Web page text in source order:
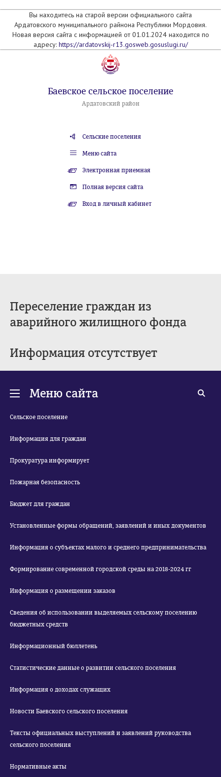
Вы находитесь на старой версии официального сайта
Ардатовского муниципального райнона Республики Мордовия.
Новая версия сайта с информацией от 01.01.2024 находится по
адресу: https://ardatovskij-r13.gosweb.gosuslugi.ru/
Баевское сельское поселение
Ардатовский район
Сельские поселения
Меню сайта
Электронная приемная
Полная версия сайта
Вход в личный кабинет
Переселение граждан из
аварийного жилищного фонда
Информация отсутствует
Меню сайта
Сельское поселение
Информация для граждан
Прокуратура информирует
Пожарная безопасность
Бюджет для граждан
Установленные формы обращений, заявлений и иных документов
Информация о субъектах малого и среднего предпринимательства
Формирование современной городской среды на 2018-2024 гг
Информация о размещении заказов
Сведения об использовании выделяемых сельскому поселению
бюджетных средств
Информационный бюллетень
Статистические данные о развитии сельского поселения
Информация о доходах служащих
Новости Баевского сельского поселения
Тексты официальных выступлений и заявлений руководства
сельского поселения
Нормативные акты